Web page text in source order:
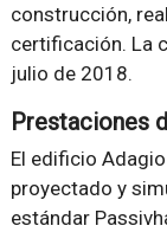
construcción,
certificación. La
julio de 2018.
Prestaciones
El edificio
proyectado y
estándar